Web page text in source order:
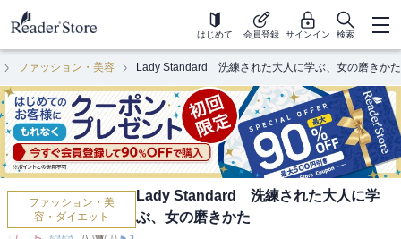
はじめて 会員登録 サインイン 検索
ファッション・美容 Lady Standard 洗練された大人に学ぶ、女の磨きかた
ファッション・美
容・ダイエット
Lady Standard 洗練された大人に学
ぶ、女の磨きかた